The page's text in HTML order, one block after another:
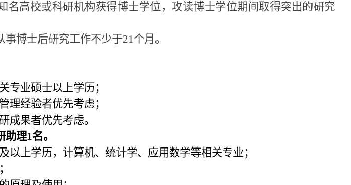
名高校或科研机构获得博士学位，攻读博士学位期间取得突出的研究
事博士后研究工作不少于21个月。
专业硕士以上学历；
理经验者优先考虑；
成果者优先考虑。
助理1名。
以上学历，计算机、统计学、应用数学等相关专业；